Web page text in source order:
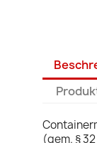
(gem. §